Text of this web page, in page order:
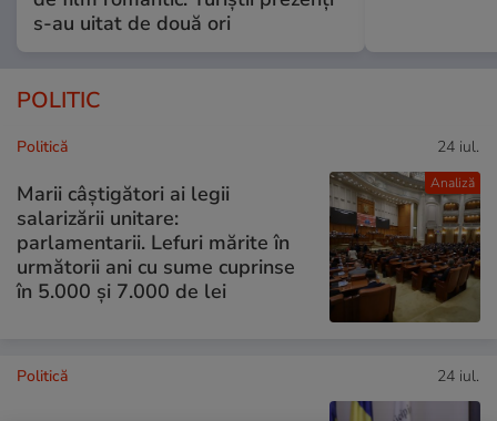
s-au uitat de două ori
POLITIC
Analiză
Politică 24 iul.
Marii câștigători ai legii
salarizării unitare:
parlamentarii. Lefuri mărite în
următorii ani cu sume cuprinse
în 5.000 și 7.000 de lei
Politică 24 iul.